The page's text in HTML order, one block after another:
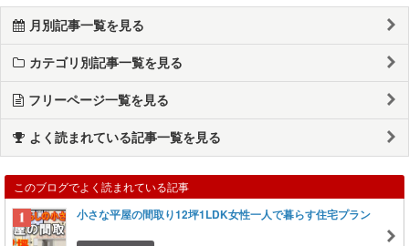
月別記事一覧を見る
カテゴリ別記事一覧を見る
フリーページ一覧を見る
よく読まれている記事一覧を見る
このブログでよく読まれている記事
小さな平屋の間取り12坪1LDK女性一人で暮らす住宅プラン